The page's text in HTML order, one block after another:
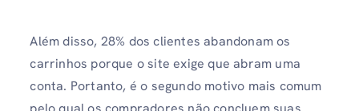
Além disso, 28% dos clientes abandonam os
carrinhos porque o site exige que abram uma
conta. Portanto, é o segundo motivo mais comum